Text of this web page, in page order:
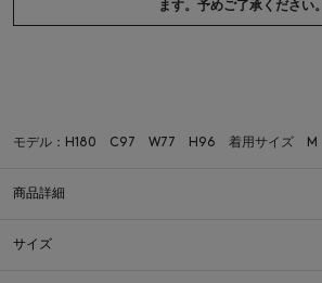
ます。予めご了承ください。
モデル：H180 C97 W77 H96 着用サイズ M
商品詳細
サイズ